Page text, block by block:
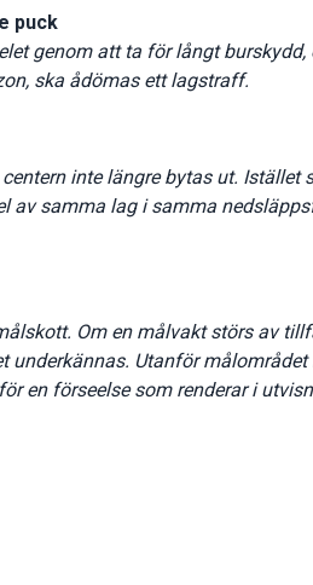
puck
genom att ta för långt
ska ådömas ett lagstraff.
inte längre bytas ut. Istället
av samma lag i samma
Om en målvakt störs av
underkännas. Utanför
en förseelse som renderar i